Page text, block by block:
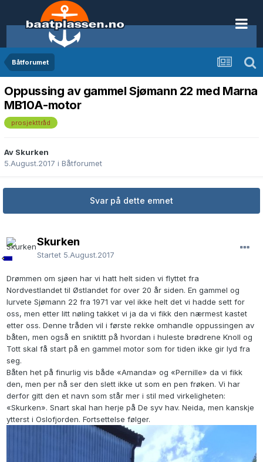
Båtforumet
Oppussing av gammel Sjømann 22 med Marna
MB10A-motor
prosjekttråd
Av Skurken
5.August.2017 i Båtforumet
Svar på dette emnet
Skurken
Startet 5.August.2017
Drømmen om sjøen har vi hatt helt siden vi flyttet fra
Nordvestlandet til Østlandet for over 20 år siden. En gammel og
lurvete Sjømann 22 fra 1971 var vel ikke helt det vi hadde sett for
oss, men etter litt nøling takket vi ja da vi fikk den nærmest kastet
etter oss. Denne tråden vil i første rekke omhandle oppussingen av
båten, men også en sniktitt på hvordan i huleste brødrene Knoll og
Tott skal få start på en gammel motor som for tiden ikke gir lyd fra
seg.
Båten het på finurlig vis både «Amanda» og «Pernille» da vi fikk
den, men per nå ser den slett ikke ut som en pen frøken. Vi har
derfor gitt den et navn som står mer i stil med virkeligheten:
«Skurken». Snart skal han herje på De syv hav. Neida, men kanskje
ytterst i Oslofjorden. Fortsettelse følger.